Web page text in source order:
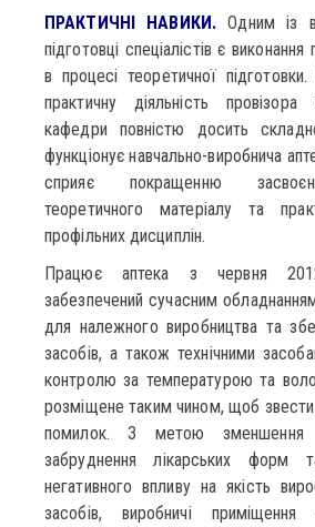
ПРАКТИЧНІ НАВИКИ.Одним із
підготовці спеціалістів є
в процесі теоретичної
практичну діяльність
кафедри повністю досить
функціонує навчально-виробнича
сприяє покращенню
теоретичного матеріалу та
профільних дисциплін.
Працює аптека з червня
забезпечений сучасним
для належного виробництва та
засобів, а також технічними
контролю за температурою та
розміщене таким чином, щоб
помилок. З метою зменшення
забруднення лікарських форм
негативного впливу на якість
засобів, виробничі приміщення